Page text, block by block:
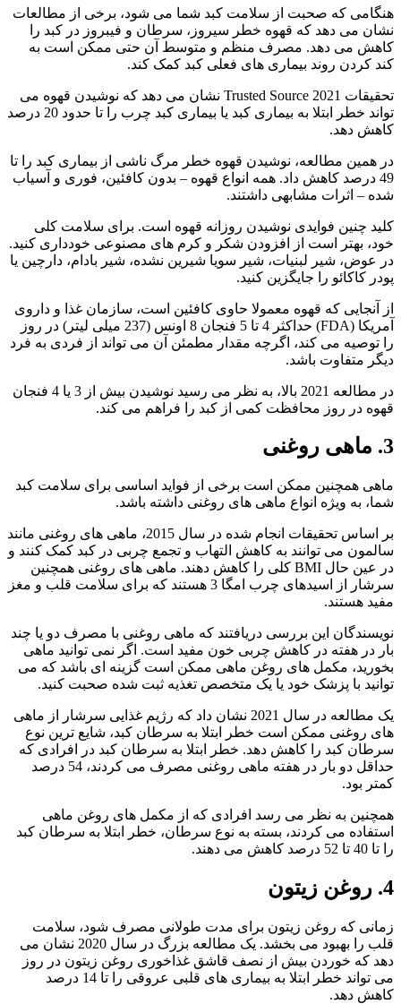
هنگامی که صحبت از سلامت کبد شما می شود، برخی از مطالعات
نشان می دهد که قهوه خطر سیروز، سرطان و فیبروز در کبد را
کاهش می دهد. مصرف منظم و متوسط آن حتی ممکن است به
کند کردن روند بیماری های فعلی کبد کمک کند.
تحقیقات 2021 Trusted Source نشان می دهد که نوشیدن قهوه می
تواند خطر ابتلا به بیماری کبد یا بیماری کبد چرب را تا حدود 20 درصد
کاهش دهد.
در همین مطالعه، نوشیدن قهوه خطر مرگ ناشی از بیماری کبد را تا
49 درصد کاهش داد. همه انواع قهوه – بدون کافئین، فوری و آسیاب
شده – اثرات مشابهی داشتند.
کلید چنین فوایدی نوشیدن روزانه قهوه است. برای سلامت کلی
خود، بهتر است از افزودن شکر و کرم های مصنوعی خودداری کنید.
در عوض، شیر لبنیات، شیر سویا شیرین نشده، شیر بادام، دارچین یا
پودر کاکائو را جایگزین کنید.
از آنجایی که قهوه معمولا حاوی کافئین است، سازمان غذا و داروی
آمریکا (FDA) حداکثر 4 تا 5 فنجان 8 اونس (237 میلی لیتر) در روز
را توصیه می کند، اگرچه مقدار مطمئن آن می تواند از فردی به فرد
دیگر متفاوت باشد.
در مطالعه 2021 بالا، به نظر می رسید نوشیدن بیش از 3 یا 4 فنجان
قهوه در روز محافظت کمی از کبد را فراهم می کند.
3. ماهی روغنی
ماهی همچنین ممکن است برخی از فواید اساسی برای سلامت کبد
شما، به ویژه انواع ماهی های روغنی داشته باشد.
بر اساس تحقیقات انجام شده در سال 2015، ماهی های روغنی مانند
سالمون می توانند به کاهش التهاب و تجمع چربی در کبد کمک کنند و
در عین حال BMI کلی را کاهش دهند. ماهی های روغنی همچنین
سرشار از اسیدهای چرب امگا 3 هستند که برای سلامت قلب و مغز
مفید هستند.
نویسندگان این بررسی دریافتند که ماهی روغنی با مصرف دو یا چند
بار در هفته در کاهش چربی خون مفید است. اگر نمی توانید ماهی
بخورید، مکمل های روغن ماهی ممکن است گزینه ای باشد که می
توانید با پزشک خود یا یک متخصص تغذیه ثبت شده صحبت کنید.
یک مطالعه در سال 2021 نشان داد که رژیم غذایی سرشار از ماهی
های روغنی ممکن است خطر ابتلا به سرطان کبد، شایع ترین نوع
سرطان کبد را کاهش دهد. خطر ابتلا به سرطان کبد در افرادی که
حداقل دو بار در هفته ماهی روغنی مصرف می کردند، 54 درصد
کمتر بود.
همچنین به نظر می رسد افرادی که از مکمل های روغن ماهی
استفاده می کردند، بسته به نوع سرطان، خطر ابتلا به سرطان کبد
را تا 40 تا 52 درصد کاهش می دهند.
4. روغن زیتون
زمانی که روغن زیتون برای مدت طولانی مصرف شود، سلامت
قلب را بهبود می بخشد. یک مطالعه بزرگ در سال 2020 نشان می
دهد که خوردن بیش از نصف قاشق غذاخوری روغن زیتون در روز
می تواند خطر ابتلا به بیماری های قلبی عروقی را تا 14 درصد
کاهش دهد.